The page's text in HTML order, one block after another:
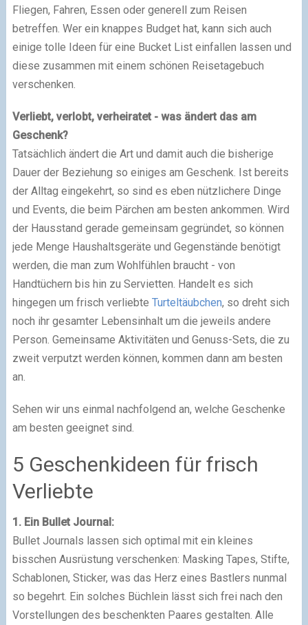
Fliegen, Fahren, Essen oder generell zum Reisen
betreffen. Wer ein knappes Budget hat, kann sich auch
einige tolle Ideen für eine Bucket List einfallen lassen und
diese zusammen mit einem schönen Reisetagebuch
verschenken.
Verliebt, verlobt, verheiratet - was ändert das am
Geschenk?
Tatsächlich ändert die Art und damit auch die bisherige
Dauer der Beziehung so einiges am Geschenk. Ist bereits
der Alltag eingekehrt, so sind es eben nützlichere Dinge
und Events, die beim Pärchen am besten ankommen. Wird
der Hausstand gerade gemeinsam gegründet, so können
jede Menge Haushaltsgeräte und Gegenstände benötigt
werden, die man zum Wohlfühlen braucht - von
Handtüchern bis hin zu Servietten. Handelt es sich
hingegen um frisch verliebte Turteltäubchen, so dreht sich
noch ihr gesamter Lebensinhalt um die jeweils andere
Person. Gemeinsame Aktivitäten und Genuss-Sets, die zu
zweit verputzt werden können, kommen dann am besten
an.
Sehen wir uns einmal nachfolgend an, welche Geschenke
am besten geeignet sind.
5 Geschenkideen für frisch
Verliebte
1. Ein Bullet Journal:
Bullet Journals lassen sich optimal mit ein kleines
bisschen Ausrüstung verschenken: Masking Tapes, Stifte,
Schablonen, Sticker, was das Herz eines Bastlers nunmal
so begehrt. Ein solches Büchlein lässt sich frei nach den
Vorstellungen des beschenkten Paares gestalten. Alle